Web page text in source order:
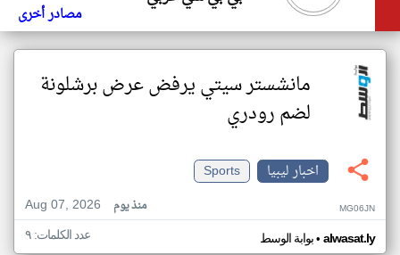
مصادر أخرى
مانشستر سيتي يرفض عرض برشلونة
لضم رودري
اخبار ليبيا
Sports
Aug 07, 2026
منذ يوم MG06JN
بوابة الوسط• alwasat.ly عدد الكلمات: ٩